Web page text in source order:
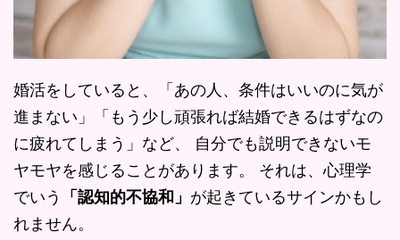
婚活をしていると、「あの人、条件はいいのに気が
進まない」「もう少し頑張れば結婚できるはずなの
に疲れてしまう」など、 自分でも説明できないモ
ヤモヤを感じることがあります。 それは、心理学
でいう
「認知的不協和」 が起きているサインかもし
れません。